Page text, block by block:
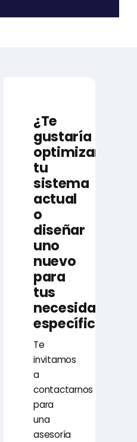
¿Te
gustaría
optimizar
tu
sistema
actual
o
diseñar
uno
nuevo
para
tus
necesidades
específicas?
Te
invitamos
a
contactarnos
para
una
asesoría